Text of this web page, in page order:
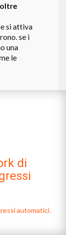
si attiva
se i
una
le
di
automatici.